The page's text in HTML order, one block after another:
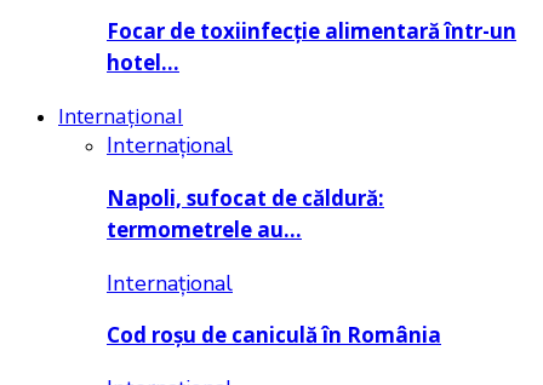
Focar de toxiinfecție alimentară într-un
hotel…
Internațional
Internațional
Napoli, sufocat de căldură:
termometrele au…
Internațional
Cod roșu de caniculă în România